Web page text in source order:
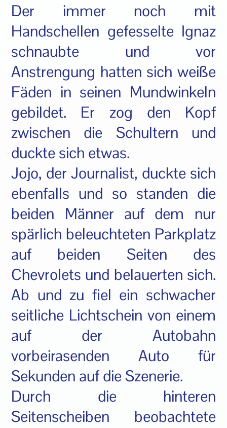
Der immer noch mit
Handschellen gefesselte Ignaz
schnaubte und vor
Anstrengung hatten sich weiße
Fäden in seinen Mundwinkeln
gebildet. Er zog den Kopf
zwischen die Schultern und
duckte sich etwas.
Jojo, der Journalist, duckte sich
ebenfalls und so standen die
beiden Männer auf dem nur
spärlich beleuchteten Parkplatz
auf beiden Seiten des
Chevrolets und belauerten sich.
Ab und zu fiel ein schwacher
seitliche Lichtschein von einem
auf der Autobahn
vorbeirasenden Auto für
Sekunden auf die Szenerie.
Durch die hinteren
Seitenscheiben beobachtete